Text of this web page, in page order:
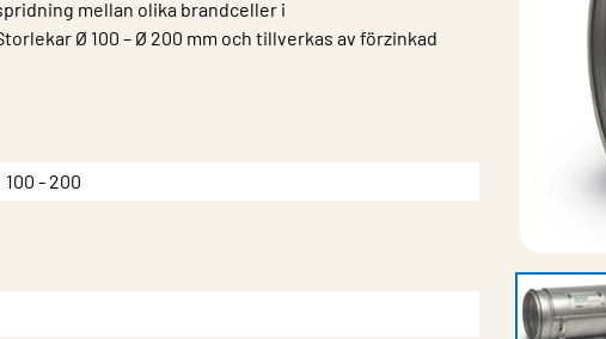
mellan olika brandceller i
Ø 100 – Ø 200 mm och tillverkas av förzinkad
100 - 200